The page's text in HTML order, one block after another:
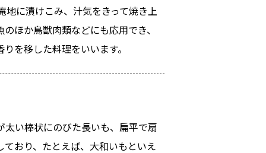
に漬けこみ、汁気をきって焼き上
ほか鳥獣肉類などにも応用でき、
を移した料理をいいます。
い棒状にのびた長いも、扁平で扇
おり、たとえば、大和いもといえ